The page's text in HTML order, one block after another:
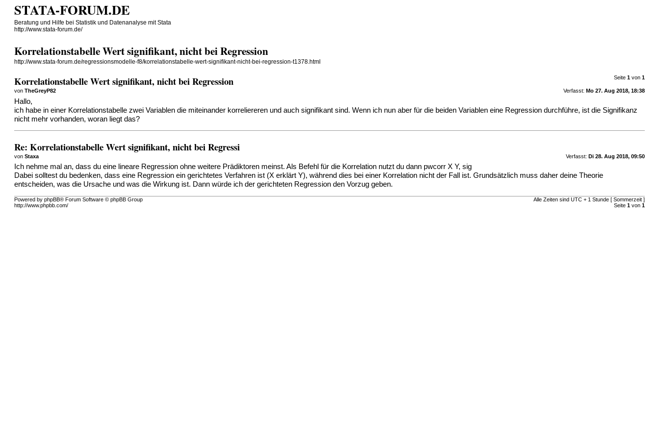
STATA-FORUM.DE
Beratung und Hilfe bei Statistik und Datenanalyse mit Stata
http://www.stata-forum.de/
Korrelationstabelle Wert signifikant, nicht bei Regression
http://www.stata-forum.de/regressionsmodelle-f8/korrelationstabelle-wert-signifikant-nicht-bei-regression-t1378.html
Seite 1von 1
Korrelationstabelle Wert signifikant, nicht bei Regression
Verfasst: Mo 27. Aug 2018, 18:38
vonTheGreyP82
Hallo,
ich habe in einer Korrelationstabelle zwei Variablen die miteinander korreliereren und auch signifikant sind. Wenn ich nun aber für die beiden Variablen eine Regression durchführe, ist die Signifikanz
nicht mehr vorhanden, woran liegt das?
Re: Korrelationstabelle Wert signifikant, nicht bei Regressi
Verfasst: Di 28. Aug 2018, 09:50
vonStaxa
Ich nehme mal an, dass du eine lineare Regression ohne weitere Prädiktoren meinst. Als Befehl für die Korrelation nutzt du dann pwcorr X Y, sig
Dabei solltest du bedenken, dass eine Regression ein gerichtetes Verfahren ist (X erklärt Y), während dies bei einer Korrelation nicht der Fall ist. Grundsätzlich muss daher deine Theorie
entscheiden, was die Ursache und was die Wirkung ist. Dann würde ich der gerichteten Regression den Vorzug geben.
Alle Zeiten sind UTC + 1 Stunde [ Sommerzeit ]
Seite 1von 1
Powered by phpBB® Forum Software © phpBB Group
http://www.phpbb.com/